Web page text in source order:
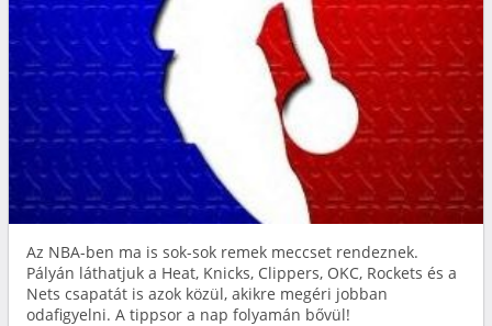
Az NBA-ben ma is sok-sok remek meccset rendeznek.
Pályán láthatjuk a Heat, Knicks, Clippers, OKC, Rockets és a
Nets csapatát is azok közül, akikre megéri jobban
odafigyelni. A tippsor a nap folyamán bővül!